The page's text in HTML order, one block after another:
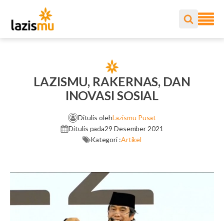
LAZISMU, RAKERNAS, DAN
INOVASI SOSIAL
Ditulis olehLazismu Pusat
Ditulis pada29 Desember 2021
Kategori :Artikel